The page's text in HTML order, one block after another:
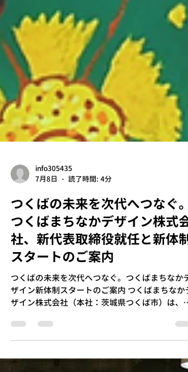
info305435
7月8日
読了時間: 4分
つくばの未来を次代へつなぐ。
つくばまちなかデザイン株式会
社、新代表取締役就任と新体制
スタートのご案内